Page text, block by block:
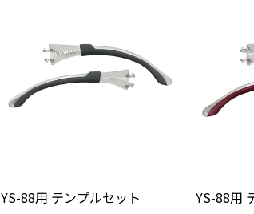
YS-88用 テンプルセット
YS-88用